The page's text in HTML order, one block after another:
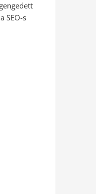
SEO-s